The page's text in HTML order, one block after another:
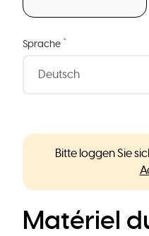
Sprache *
Bitte loggen Sie
Matériel